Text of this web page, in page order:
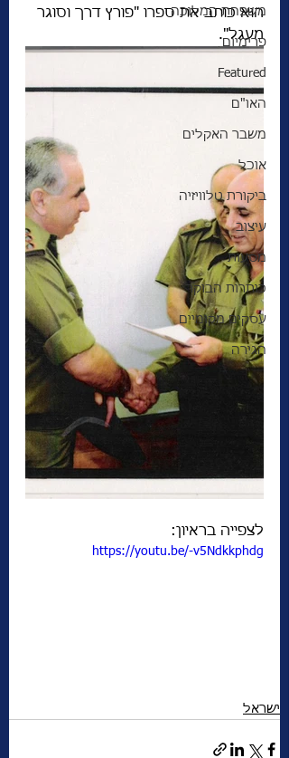
משפחת המלוכה
פרימיום
Featured
האו"ם
משבר האקלים
אוכל
ביקורת טלוויזיה
עיצוב
מסעות
כותרות הבוקר
עסקים מקומיים
הגירה
הוא כותב את ספרו "פורץ דרך וסוגר
מעגל".
לצפייה בראיון:
https://youtu.be/-v5Ndkkphdg
ישראל